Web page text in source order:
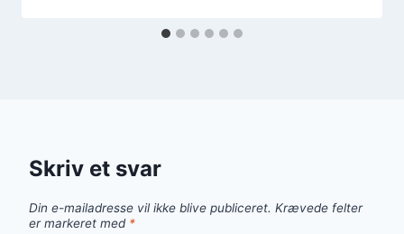
Skriv et svar
Din e-mailadresse vil ikke blive publiceret. Krævede felter
er markeret med *